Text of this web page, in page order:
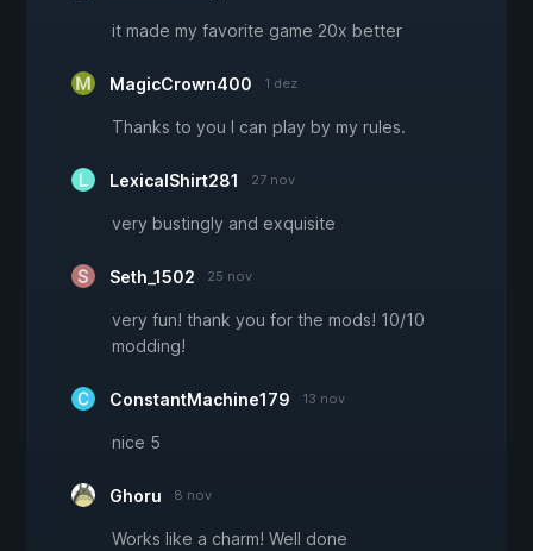
it made my favorite game 20x better
MagicCrown400 1 dez
Thanks to you I can play by my rules.
LexicalShirt281 27 nov
very bustingly and exquisite
Seth_1502 25 nov
very fun! thank you for the mods! 10/10
modding!
ConstantMachine179 13 nov
nice 5
Ghoru 8 nov
Works like a charm! Well done